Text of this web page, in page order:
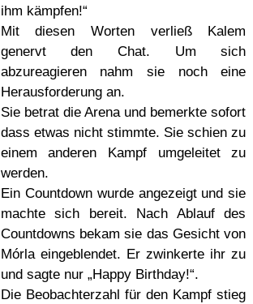
ihm kämpfen!“
Mit diesen Worten verließ Kalem
genervt den Chat. Um sich
abzureagieren nahm sie noch eine
Herausforderung an.
Sie betrat die Arena und bemerkte sofort
dass etwas nicht stimmte. Sie schien zu
einem anderen Kampf umgeleitet zu
werden.
Ein Countdown wurde angezeigt und sie
machte sich bereit. Nach Ablauf des
Countdowns bekam sie das Gesicht von
Mórla eingeblendet. Er zwinkerte ihr zu
und sagte nur „Happy Birthday!“.
Die Beobachterzahl für den Kampf stieg